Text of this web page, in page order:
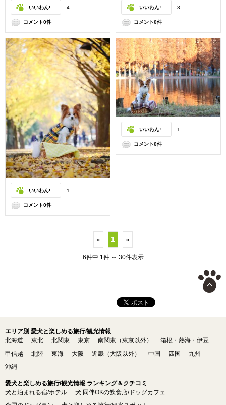
いいわん! 4
コメント0件
いいわん! 3
コメント0件
いいわん! 1
コメント0件
いいわん! 1
コメント0件
« 1 »
6件中 1件 ～ 30件表示
エリア別 愛犬と楽しめる旅行/観光情報
北海道
東北 北関東 東京 南関東（東京以外）
箱根・熱海・伊豆
甲信越
北陸 東海 大阪 近畿（大阪以外） 中国 四国
九州
沖縄
愛犬と楽しめる旅行/観光情報 ランキング＆クチコミ
犬と泊まれる宿/ホテル
犬 同伴OKの飲食店/ドッグカフェ